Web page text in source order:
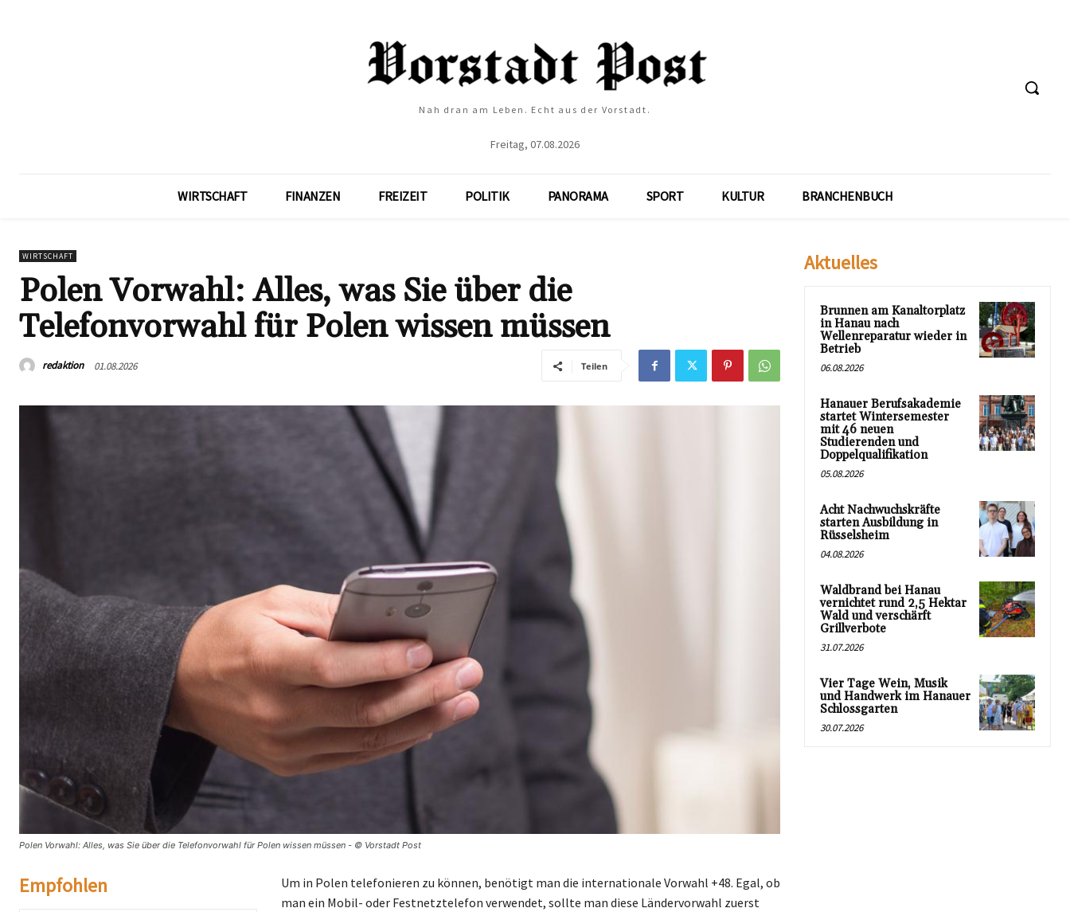
Nah dran am Leben. Echt aus der Vorstadt.
Freitag, 07.08.2026
WIRTSCHAFT FINANZEN FREIZEIT POLITIK PANORAMA SPORT KULTUR BRANCHENBUCH
WIRTSCHAFT
Polen Vorwahl: Alles, was Sie über die
Telefonvorwahl für Polen wissen müssen
redaktion 01.08.2026 Teilen
Polen Vorwahl: Alles, was Sie über die Telefonvorwahl für Polen wissen müssen - © Vorstadt Post
Empfohlen
Um in Polen telefonieren zu können, benötigt man die internationale Vorwahl +48. Egal, ob
man ein Mobil- oder Festnetztelefon verwendet, sollte man diese Ländervorwahl zuerst
Aktuelles
Brunnen am Kanaltorplatz
in Hanau nach
Wellenreparatur wieder in
Betrieb
06.08.2026
Hanauer Berufsakademie
startet Wintersemester
mit 46 neuen
Studierenden und
Doppelqualifikation
05.08.2026
Acht Nachwuchskräfte
starten Ausbildung in
Rüsselsheim
04.08.2026
Waldbrand bei Hanau
vernichtet rund 2,5 Hektar
Wald und verschärft
Grillverbote
31.07.2026
Vier Tage Wein, Musik
und Handwerk im Hanauer
Schlossgarten
30.07.2026